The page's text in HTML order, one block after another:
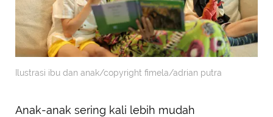
Ilustrasi ibu dan anak/copyright fimela/adrian putra
Anak-anak sering kali lebih mudah